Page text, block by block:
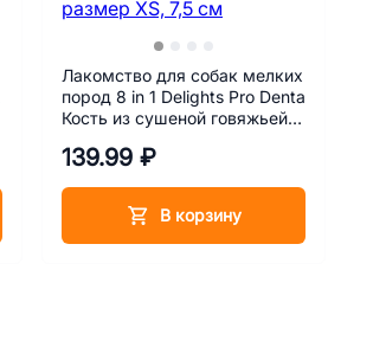
Лакомство для собак мелких
пород 8 in 1 Delights Pro Denta
Кость из сушеной говяжьей
минералами, очищающими
139.99 ₽
В корзину